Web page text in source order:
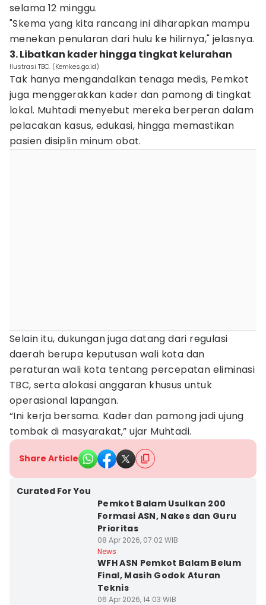
selama 12 minggu.
"Skema yang kita rancang ini diharapkan mampu
menekan penularan dari hulu ke hilirnya," jelasnya.
3. Libatkan kader hingga tingkat kelurahan
Ilustrasi TBC. (Kemkes.go.id)
Tak hanya mengandalkan tenaga medis, Pemkot
juga menggerakkan kader dan pamong di tingkat
lokal. Muhtadi menyebut mereka berperan dalam
pelacakan kasus, edukasi, hingga memastikan
pasien disiplin minum obat.
Selain itu, dukungan juga datang dari regulasi
daerah berupa keputusan wali kota dan
peraturan wali kota tentang percepatan eliminasi
TBC, serta alokasi anggaran khusus untuk
operasional lapangan.
“Ini kerja bersama. Kader dan pamong jadi ujung
tombak di masyarakat,” ujar Muhtadi.
Share Article
Curated For You
Pemkot Balam Usulkan 200
Formasi ASN, Nakes dan Guru
Prioritas
08 Apr 2026, 07:02 WIB
News
WFH ASN Pemkot Balam Belum
Final, Masih Godok Aturan
Teknis
06 Apr 2026, 14:03 WIB